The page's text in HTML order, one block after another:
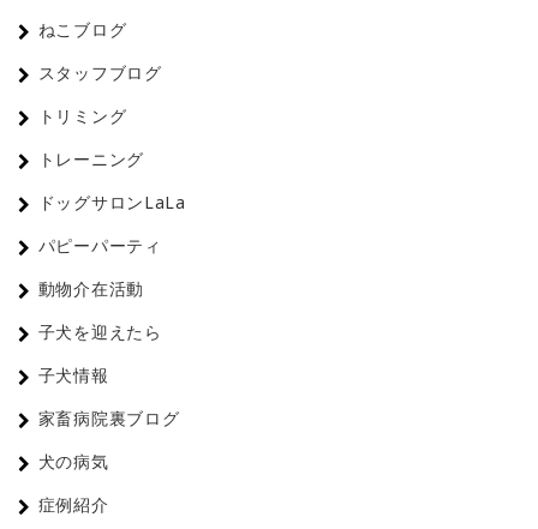
ねこブログ
スタッフブログ
トリミング
トレーニング
ドッグサロンLaLa
パピーパーティ
動物介在活動
子犬を迎えたら
子犬情報
家畜病院裏ブログ
犬の病気
症例紹介